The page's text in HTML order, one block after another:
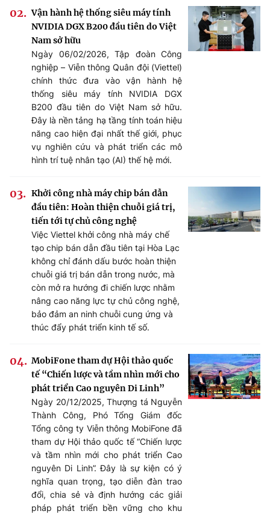
Vận hành hệ thống siêu máy tính
NVIDIA DGX B200 đầu tiên do Việt
Nam sở hữu
Ngày 06/02/2026, Tập đoàn Công
nghiệp – Viễn thông Quân đội (Viettel)
chính thức đưa vào vận hành hệ
thống siêu máy tính NVIDIA DGX
B200 đầu tiên do Việt Nam sở hữu.
Đây là nền tảng hạ tầng tính toán hiệu
năng cao hiện đại nhất thế giới, phục
vụ nghiên cứu và phát triển các mô
hình trí tuệ nhân tạo (AI) thế hệ mới.
Khởi công nhà máy chip bán dẫn
đầu tiên: Hoàn thiện chuỗi giá trị,
tiến tới tự chủ công nghệ
Việc Viettel khởi công nhà máy chế
tạo chip bán dẫn đầu tiên tại Hòa Lạc
không chỉ đánh dấu bước hoàn thiện
chuỗi giá trị bán dẫn trong nước, mà
còn mở ra hướng đi chiến lược nhằm
nâng cao năng lực tự chủ công nghệ,
bảo đảm an ninh chuỗi cung ứng và
thúc đẩy phát triển kinh tế số.
MobiFone tham dự Hội thảo quốc
tế “Chiến lược và tầm nhìn mới cho
phát triển Cao nguyên Di Linh”
Ngày 20/12/2025, Thượng tá Nguyễn
Thành Công, Phó Tổng Giám đốc
Tổng công ty Viễn thông MobiFone đã
tham dự Hội thảo quốc tế “Chiến lược
và tầm nhìn mới cho phát triển Cao
nguyên Di Linh”. Đây là sự kiện có ý
nghĩa quan trọng, tạo diễn đàn trao
đổi, chia sẻ và định hướng các giải
pháp phát triển bền vững cho khu